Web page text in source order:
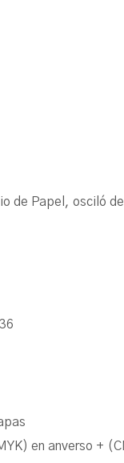
de Papel, osciló
36
en anverso +